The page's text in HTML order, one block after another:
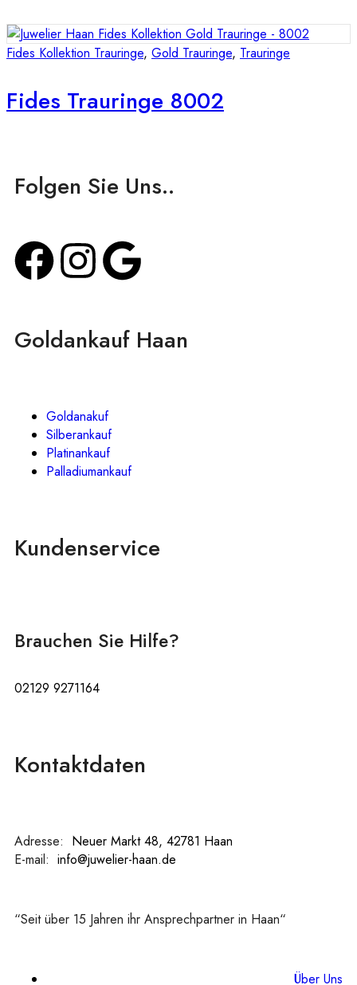
Fides Kollektion Trauringe, Gold Trauringe, Trauringe
Fides Trauringe 8002
Folgen Sie Uns..
Goldankauf Haan
Goldanakuf
Silberankauf
Platinankauf
Palladiumankauf
Kundenservice
Brauchen Sie Hilfe?
02129 9271164
Kontaktdaten
Adresse: Neuer Markt 48, 42781 Haan
E-mail: info@juwelier-haan.de
“Seit über 15 Jahren ihr Ansprechpartner in Haan“
Über Uns